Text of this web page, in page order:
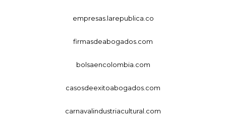
empresas.larepublica.co
firmasdeabogados.com
bolsaencolombia.com
casosdeexitoabogados.com
carnavalindustriacultural.com